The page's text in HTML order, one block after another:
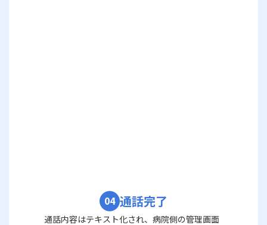
04 通話完了
通話内容はテキスト化され、病院側の管理画面